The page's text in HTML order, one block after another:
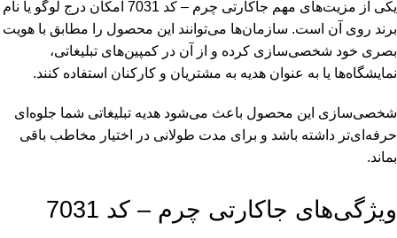
یکی از مزیت‌های مهم جاکارتی چرم – کد 7031 امکان درج لوگو یا نام
برند روی آن است. سازمان‌ها می‌توانند این محصول را مطابق با هویت
بصری خود شخصی‌سازی کرده و از آن در کمپین‌های تبلیغاتی،
نمایشگاه‌ها یا به عنوان هدیه به مشتریان و کارکنان استفاده کنند.
شخصی‌سازی این محصول باعث می‌شود هدیه تبلیغاتی شما جلوه‌ای
حرفه‌ای‌تر داشته باشد و برای مدت طولانی در اختیار مخاطب باقی
بماند.
ویژگی‌های جاکارتی چرم – کد 7031